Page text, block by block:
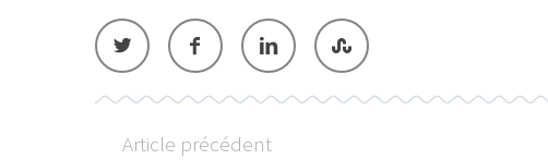
Article précédent